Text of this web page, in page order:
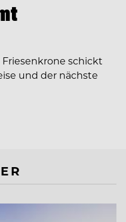
schickt
und der nächste